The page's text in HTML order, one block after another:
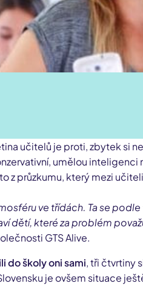
učitelů je proti, zbytek si
umělou
z průzkumu, který mezi
ve třídách. Ta se
dětí, které za problém
GTS Alive.
do školy oni sami, tři čtvrtiny
je ovšem situace